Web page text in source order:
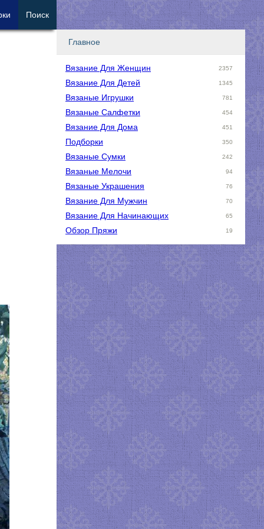
Главное
Вязание Для Женщин 2357
Вязание Для Детей 1345
Вязаные Игрушки 781
Вязаные Салфетки 454
Вязание Для Дома 451
Подборки 350
Вязаные Сумки 242
Вязаные Мелочи 94
Вязаные Украшения 76
Вязание Для Мужчин 70
Вязание Для Начинающих 65
Обзор Пряжи 19
Поиск